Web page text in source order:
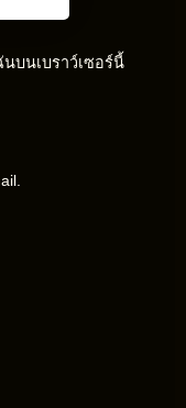
บนเบราว์เซอร์นี้